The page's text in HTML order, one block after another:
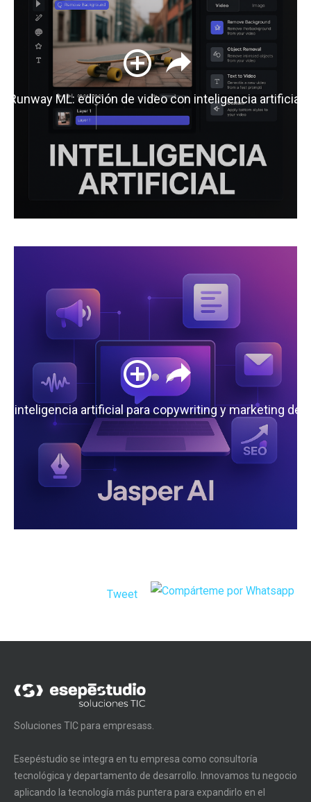
Runway ML: edición de video con inteligencia artificial
la inteligencia artificial para copywriting y marketing de
Tweet
Soluciones TIC para empresass.
Esepéstudio se integra en tu empresa como consultoría
tecnológica y departamento de desarrollo. Innovamos tu negocio
aplicando la tecnología más puntera para expandirlo en el